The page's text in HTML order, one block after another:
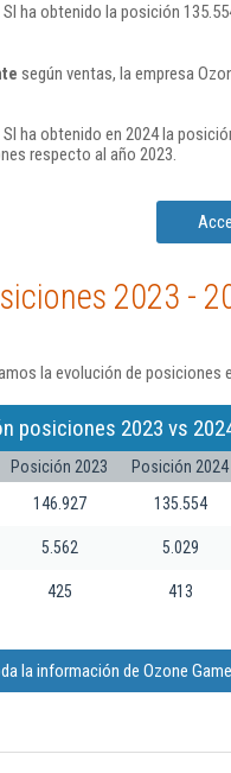
ha obtenido la posición
según ventas, la empresa
ha obtenido en 2024 la
respecto al año 2023.
2023 -
la evolución de posiciones
posiciones 2023 vs
Posición 2023 Posición 2024
146.927 135.554
5.562 5.029
425 413
la información de Ozone